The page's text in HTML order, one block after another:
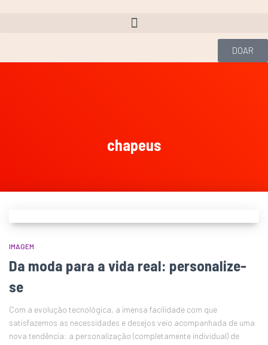
DOAR
chapeus
IMAGEM
Da moda para a vida real: personalize-
se
Com a evolução tecnológica, a imensa facilidade com que
satisfazemos as necessidades e desejos veio acompanhada de uma
nova tendência: a personalização (completamente individual) de